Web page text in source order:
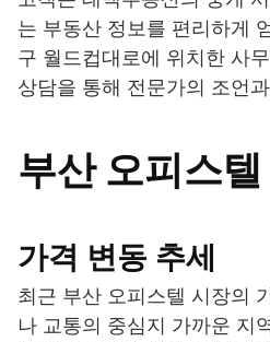
는 부동산 정보를 편리하게
구 월드컵대로에 위치한 사
상담을 통해 전문가의 조언
부산 오피스
가격 변동 추세
최근 부산 오피스텔 시장의
나 교통의 중심지 가까운 지